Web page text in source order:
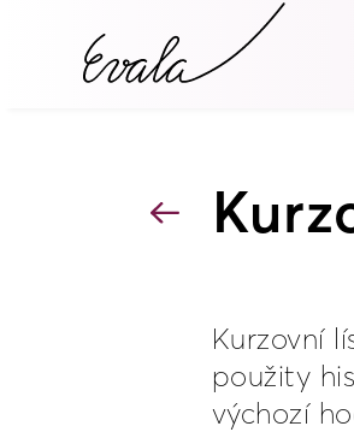
Kurzovní
použity
výchozí